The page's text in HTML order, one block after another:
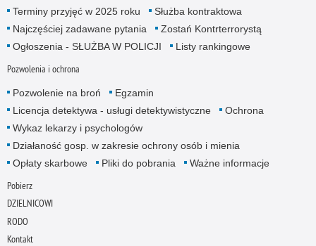
Terminy przyjęć w 2025 roku
Służba kontraktowa
Najczęściej zadawane pytania
Zostań Kontrterrorystą
Ogłoszenia - SŁUŻBA W POLICJI
Listy rankingowe
Pozwolenia i ochrona
Pozwolenie na broń
Egzamin
Licencja detektywa - usługi detektywistyczne
Ochrona
Wykaz lekarzy i psychologów
Działaność gosp. w zakresie ochrony osób i mienia
Opłaty skarbowe
Pliki do pobrania Ważne informacje
Pobierz
DZIELNICOWI
RODO
Kontakt